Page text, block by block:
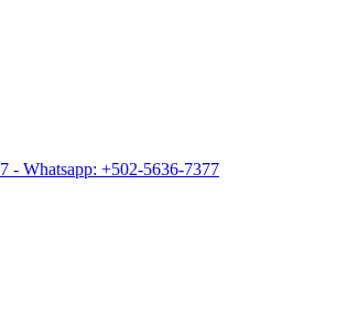
- Whatsapp: +502-5636-7377